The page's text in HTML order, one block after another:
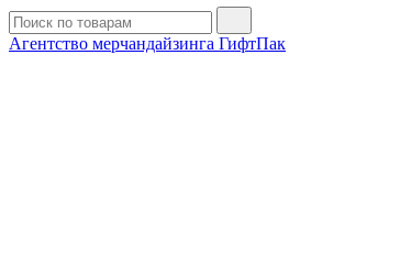
Агентство мерчандайзинга ГифтПак